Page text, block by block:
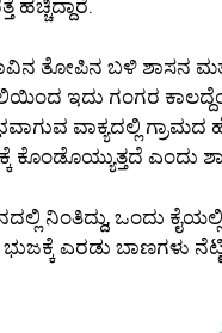
ಹಚ್ಚಿದ್ದಾರೆ.
ತೋಪಿನ ಬಳಿ ಶಾಸನ
ಇದು ಗಂಗರ
ವಾಕ್ಯದಲ್ಲಿ
ಕೊಂಡೊಯ್ಯುತ್ತದೆ ಎಂದು
ನಿಂತಿದ್ದು, ಒಂದು
ಎರಡು ಬಾಣಗಳು